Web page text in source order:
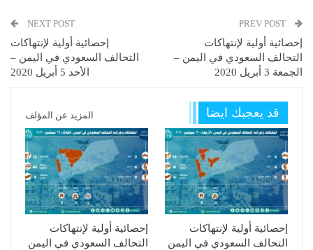
إحصائية أولية لإنتهاكات
التحالف السعودي في اليمن –
الجمعة 3 أبريل 2020
NEXT POST
إحصائية أولية لإنتهاكات
التحالف السعودي في اليمن –
الأحد 5 أبريل 2020
قد يعجبك ايضا المزيد عن المؤلف
إحصائية أولية لإنتهاكات
التحالف السعودي في اليمن
إحصائية أولية لإنتهاكات
التحالف السعودي في اليمن